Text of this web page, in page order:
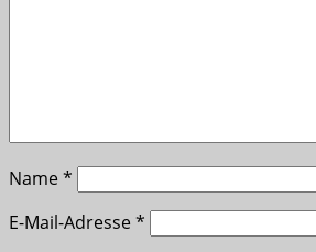
Name*
E-Mail-Adresse*